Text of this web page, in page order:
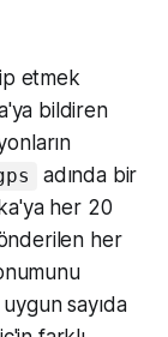
etmek
bildiren
adında bir
her 20
her
sayıda